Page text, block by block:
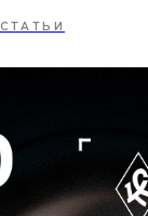
СТАТЬИ